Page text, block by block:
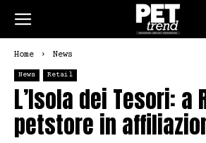
Home News
News Retail
L’Isola dei Tesori: a
petstore in